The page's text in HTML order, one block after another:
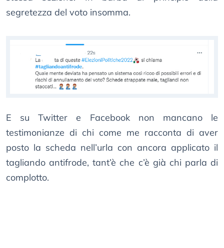
segretezza del voto insomma.
E su Twitter e Facebook non mancano le
testimonianze di chi come me racconta di aver
posto la scheda nell’urla con ancora applicato il
tagliando antifrode, tant’è che c’è già chi parla di
complotto.